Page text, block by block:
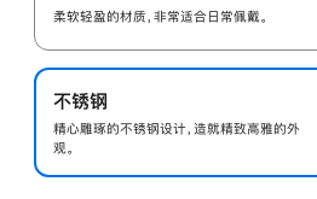
柔软轻盈的材质，非常适合日常佩戴。
不锈钢
精心雕琢的不锈钢设计，造就精致高雅的外
观。